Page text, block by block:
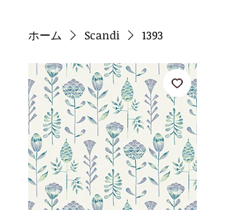
ホーム Scandi 1393